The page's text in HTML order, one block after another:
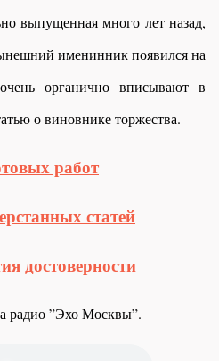
выпущенная много лет назад,
именинник появился на
органично вписывают в
о виновнике торжества.
работ
статей
достоверности
радио ”Эхо Москвы”.